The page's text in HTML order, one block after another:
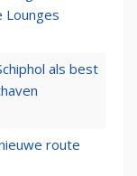
Lounges
als best
route